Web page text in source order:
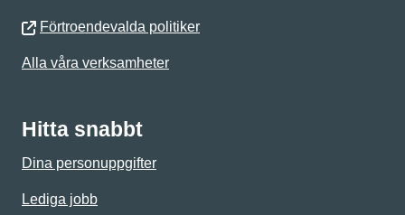
Förtroendevalda politiker
Alla våra verksamheter
Hitta snabbt
Dina personuppgifter
Lediga jobb